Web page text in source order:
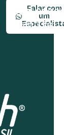
Falar com
um
TELEFONE:
(54)
(54) 3361-